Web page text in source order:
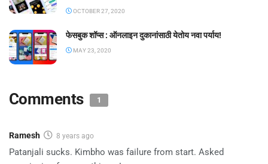
OCTOBER 27, 2020
फेसबुक शॉप्स : ऑनलाइन दुकानांसाठी येतोय नवा पर्याय!
MAY 23, 2020
Comments 1
Ramesh 8 years ago
Patanjali sucks. Kimbho was failure from start. Asked